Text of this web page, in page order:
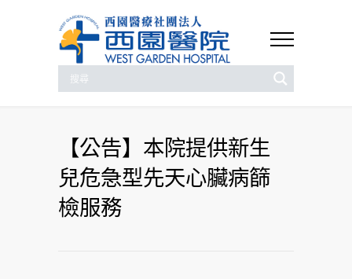
【公告】本院提供新生
兒危急型先天心臟病篩
檢服務